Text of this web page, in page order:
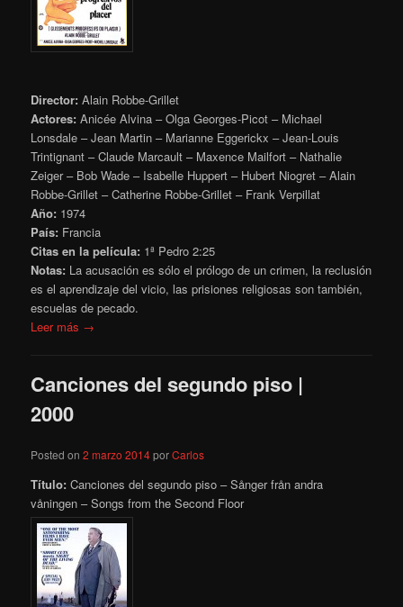
Director: Alain Robbe-Grillet
Actores: Anicée Alvina – Olga Georges-Picot – Michael
Lonsdale – Jean Martin – Marianne Eggerickx – Jean-Louis
Trintignant – Claude Marcault – Maxence Mailfort – Nathalie
Zeiger – Bob Wade – Isabelle Huppert – Hubert Niogret – Alain
Robbe-Grillet – Catherine Robbe-Grillet – Frank Verpillat
Año: 1974
País: Francia
Citas en la película: 1ª Pedro 2:25
Notas: La acusación es sólo el prólogo de un crimen, la reclusión
es el aprendizaje del vicio, las prisiones religiosas son también,
escuelas de pecado.
Leer más →
Canciones del segundo piso |
2000
Posted on2 marzo 2014porCarlos
Título: Canciones del segundo piso – Sånger från andra
våningen – Songs from the Second Floor